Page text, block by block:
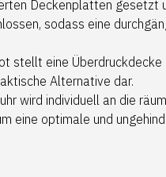
Deckenplatten gesetzt
sodass eine
stellt eine
Alternative dar.
wird individuell an die
eine optimale und